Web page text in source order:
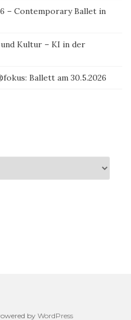
– Contemporary Ballet in
Kultur – KI in der
Ballett am 30.5.2026
by WordPress